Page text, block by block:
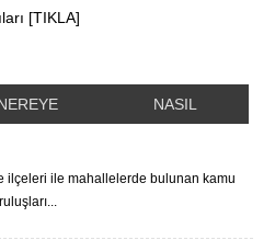
[TIKLA]
NASIL
ilçeleri ile mahallelerde bulunan kamu